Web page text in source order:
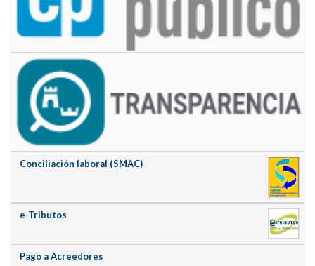
Conciliación laboral (SMAC)
e-Tributos
Pago a Acreedores